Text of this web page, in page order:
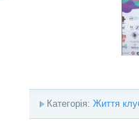
Категорія: Життя